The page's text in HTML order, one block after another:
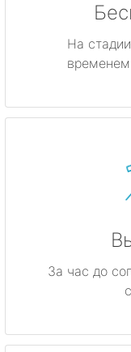
На
За час до